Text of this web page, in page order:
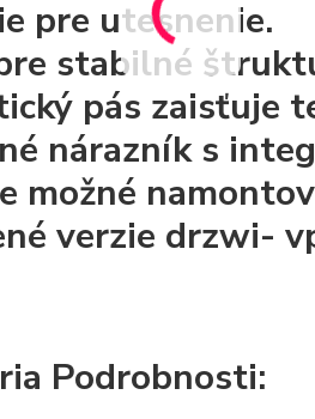
pre utesnenie.
stabilné
pás zaisťuje
nárazník s
možné
verzie drzwi-
Podrobnosti: